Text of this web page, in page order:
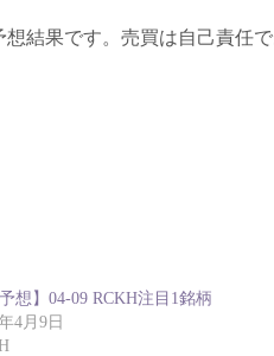
結果です。売買は自己責任
予想】04-09 RCKH注目1銘柄
4月9日